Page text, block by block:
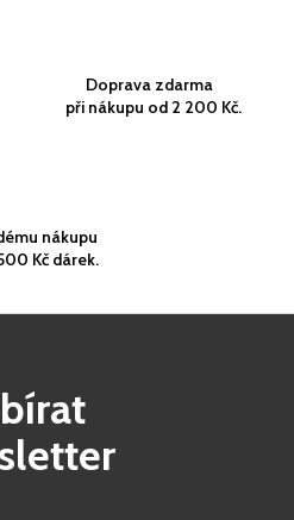
Doprava zdarma
při nákupu od 2 200 Kč.
nákupu
Kč dárek.